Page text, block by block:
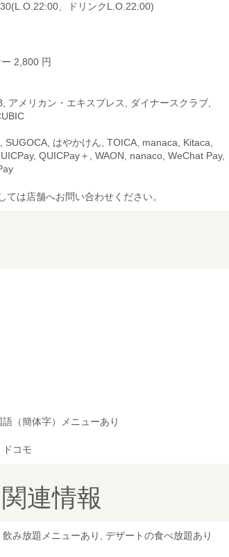
、ドリンクL.O.22:00)
2,800 円
アメリカン・エキスプレス, ダイナースクラブ,
SUGOCA, はやかけん, TOICA, manaca, Kitaca,
QUICPay＋, WAON, nanaco, WeChat Pay,
は店舗へお問い合わせください。
（簡体字）メニューあり
コモ
連情報
み放題メニューあり, デザートの食べ放題あり